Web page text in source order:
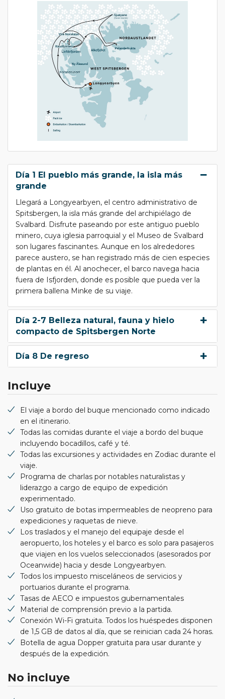
Día 1 El pueblo más grande, la isla más
grande
Llegará a Longyearbyen, el centro administrativo de
Spitsbergen, la isla más grande del archipiélago de
Svalbard. Disfrute paseando por este antiguo pueblo
minero, cuya iglesia parroquial y el Museo de Svalbard
son lugares fascinantes. Aunque en los alrededores
parece austero, se han registrado más de cien especies
de plantas en él. Al anochecer, el barco navega hacia
fuera de Isfjorden, donde es posible que pueda ver la
primera ballena Minke de su viaje.
Día 2-7 Belleza natural, fauna y hielo
compacto de Spitsbergen Norte
Día 8 De regreso
Incluye
El viaje a bordo del buque mencionado como indicado
en el itinerario.
Todas las comidas durante el viaje a bordo del buque
incluyendo bocadillos, café y té.
Todas las excursiones y actividades en Zodiac durante el
viaje.
Programa de charlas por notables naturalistas y
liderazgo a cargo de equipo de expedición
experimentado.
Uso gratuito de botas impermeables de neopreno para
expediciones y raquetas de nieve.
Los traslados y el manejo del equipaje desde el
aeropuerto, los hoteles y el barco es solo para pasajeros
que viajen en los vuelos seleccionados (asesorados por
Oceanwide) hacia y desde Longyearbyen.
Todos los impuesto misceláneos de servicios y
portuarios durante el programa.
Tasas de AECO e impuestos gubernamentales
Material de comprensión previo a la partida.
Conexión Wi-Fi gratuita. Todos los huéspedes disponen
de 1,5 GB de datos al día, que se reinician cada 24 horas.
Botella de agua Dopper gratuita para usar durante y
después de la expedición.
No incluye